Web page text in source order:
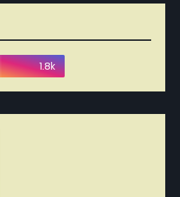
1.8k